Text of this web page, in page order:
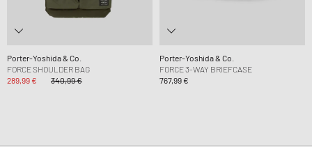
Porter-Yoshida & Co.
FORCE SHOULDER BAG
289,99 €
340,99 €
Porter-Yoshida & Co.
FORCE 3-WAY BRIEFCASE
767,99 €